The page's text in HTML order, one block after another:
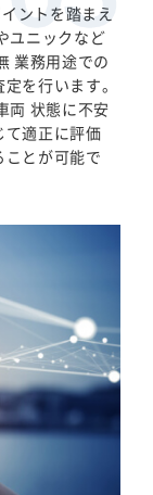
ントを踏まえ
ユニックなど
業務用途での
を行います。
両 状態に不安
て適正に評価
とが可能で